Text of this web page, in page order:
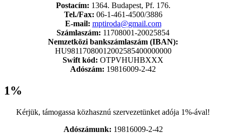
Postacím: 1364. Budapest, Pf. 176.
Tel./Fax: 06-1-461-4500/3886
E-mail: mptiroda@gmail.com
Számlaszám: 11708001-20025854
Nemzetközi bankszámlaszám (IBAN):
HU98117080012002585400000000
Swift kód: OTPVHUHBXXX
Adószám: 19816009-2-42
1%
Kérjük, támogassa közhasznú szervezetünket adója 1%-ával!
Adószámunk: 19816009-2-42